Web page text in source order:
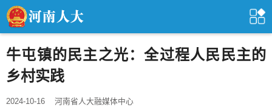
牛屯镇的民主之光：全过程人民民主的
乡村实践
2024-10-16 河南省人大融媒体中心